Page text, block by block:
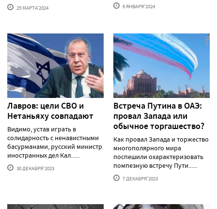
25 МАРТА'2024 6 ЯНВАРЯ'2024
Лавров: цели СВО и
Нетаньяху совпадают
Видимо, устав играть в
солидарность с ненавистными
басурманами, русский министр
иностранных дел Кал......
30 ДЕКАБРЯ'2023
Встреча Путина в ОАЭ:
провал Запада или
обычное торгашество?
Как провал Запада и торжество
многополярного мира
поспешили охарактеризовать
помпезную встречу Пути......
7 ДЕКАБРЯ'2023